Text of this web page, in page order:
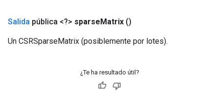
Salida pública <?> sparseMatrix ()
Un CSRSparseMatrix (posiblemente por lotes).
¿Te ha resultado útil?